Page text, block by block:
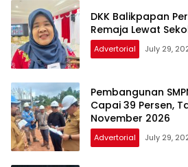
DKK Balikpapan
Remaja Lewat
Advertorial July 29,
Pembangunan
Capai 39 Persen,
November 2026
Advertorial July 29,